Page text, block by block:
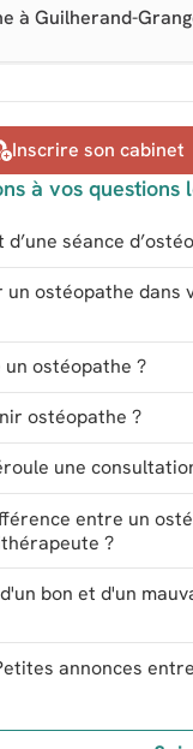
à Guilherand-
Inscrire son cabinet
à vos questions
séance
ostéopathe dans
un ostéopathe ?
ostéopathe ?
une
entre un
?
bon et d'un
annonces entre